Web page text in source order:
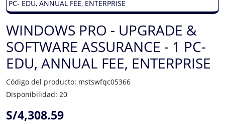
WINDOWS PRO - UPGRADE &
SOFTWARE ASSURANCE - 1 PC-
EDU, ANNUAL FEE, ENTERPRISE
Código del producto: mstswfqc05366
Disponibilidad: 20
S/4,308.59